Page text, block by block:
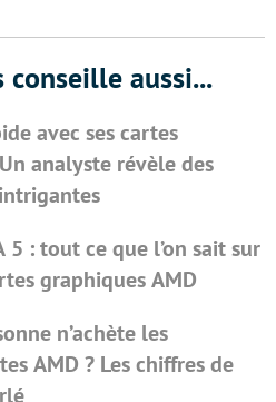
conseille aussi...
avec ses cartes
analyste révèle des
5 : tout ce que l’on sait sur
graphiques AMD
n’achète les
AMD ? Les chiffres de